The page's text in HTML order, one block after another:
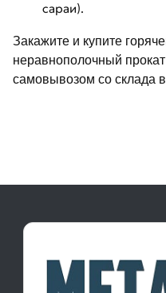
сараи).
Закажите и купите
неравнополочный
самовывозом со склада